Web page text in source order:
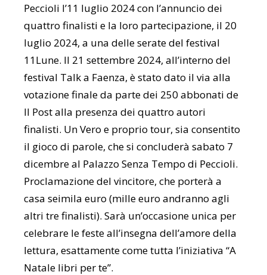
Peccioli l’11 luglio 2024 con l’annuncio dei
quattro finalisti e la loro partecipazione, il 20
luglio 2024, a una delle serate del festival
11Lune. Il 21 settembre 2024, all’interno del
festival Talk a Faenza, è stato dato il via alla
votazione finale da parte dei 250 abbonati de
Il Post alla presenza dei quattro autori
finalisti. Un Vero e proprio tour, sia consentito
il gioco di parole, che si concluderà sabato 7
dicembre al Palazzo Senza Tempo di Peccioli.
Proclamazione del vincitore, che porterà a
casa seimila euro (mille euro andranno agli
altri tre finalisti). Sarà un’occasione unica per
celebrare le feste all’insegna dell’amore della
lettura, esattamente come tutta l’iniziativa “A
Natale libri per te”.